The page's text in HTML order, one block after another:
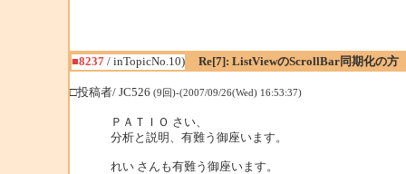
■8237/ inTopicNo.10)
Re[7]: ListViewのScrollBar同期化の方
□投稿者/ JC526 (9回)-(2007/09/26(Wed) 16:53:37)
ＰＡＴＩＯ さい、
分析と説明、有難う御座います。
れい さんも有難う御座います。